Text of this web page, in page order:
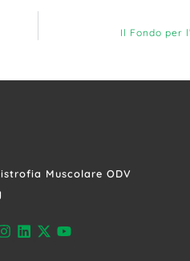
Il Fondo per
Muscolare ODV